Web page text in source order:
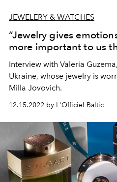
JEWELERY & WATCHES
“Jewelry gives
more important to us
Interview with Valeria
Ukraine, whose jewelry is
Milla Jovovich.
12.15.2022 by L'Officiel Baltic